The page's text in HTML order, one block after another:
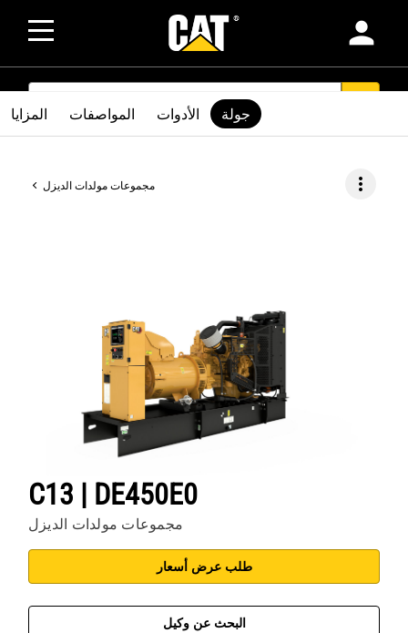
person
SEARCH
مجموعات مولدات الديزل more_vert
C13 | DE450E0
مجموعات مولدات الديزل
طلب عرض أسعار
البحث عن وكيل
المزايا المواصفات الأدوات جولة